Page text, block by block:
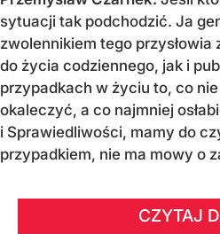
sytuacji tak podchodzić. Ja
zwolennikiem tego przysłowia
do życia codziennego, jak i
przypadkach w życiu to, co
okaleczyć, a co najmniej
i Sprawiedliwości, mamy do
przypadkiem, nie ma mowy o
CZYTAJ